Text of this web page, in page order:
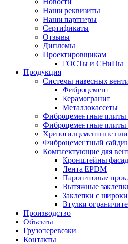
Новости
Наши реквизиты
Наши партнеры
Сертификаты
Отзывы
Дипломы
Проектировщикам
ГОСТы и СНиПы
Продукция
Системы навесных
Фиброцемент
Керамогранит
Металлокассеты
Фиброцементные
Фиброцементные
Хризотилцементные
Фиброцементный
Комплектующие для
Кронштейны
Лента EPDM
Паронитовые
Вытяжные
Заклепки с
Втулки
Производство
Объекты
Грузоперевозки
Контакты